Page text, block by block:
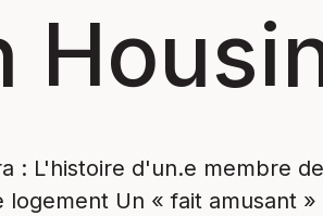
: L'histoire d'un.e membre
Un « fait amusant »